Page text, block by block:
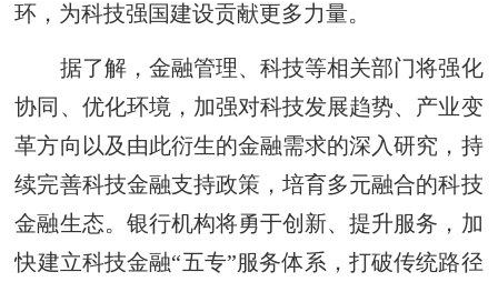
环，为科技强国建设贡献更多力量。
据了解，金融管理、科技等相关部门将强化
协同、优化环境，加强对科技发展趋势、产业变
革方向以及由此衍生的金融需求的深入研究，持
续完善科技金融支持政策，培育多元融合的科技
金融生态。银行机构将勇于创新、提升服务，加
快建立科技金融“五专”服务体系，打破传统路径